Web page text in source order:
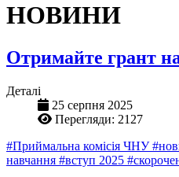
НОВИНИ
Отримайте грант
Деталі
25 серпня 2025
Перегляди: 2127
#Приймальна комісія ЧНУ
навчання #вступ 2025